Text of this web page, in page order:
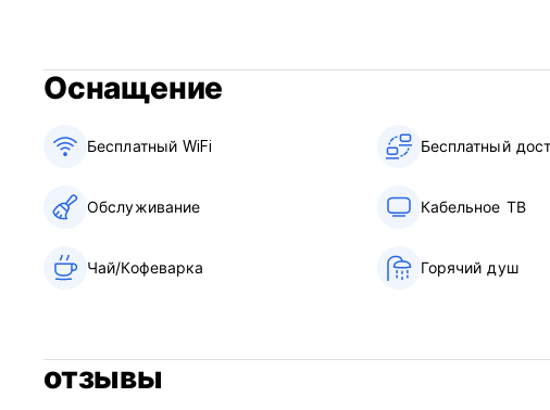
Оснащение
Бесплатный WiFi Бесплатный
Обслуживание Кабельное ТВ
Чай/Кофеварка Горячий душ
отзывы